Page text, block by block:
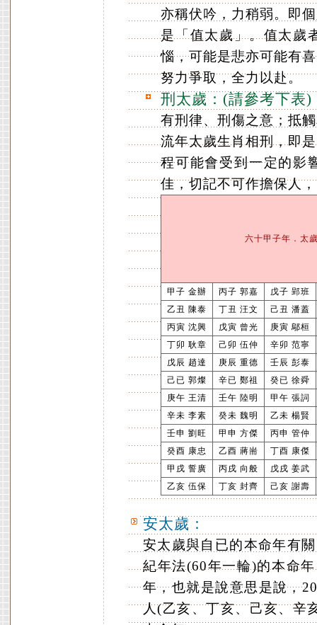
亦稱伏吟，力稍弱。即
是「值太歲」。值太歲
惱，可能是悲亦可能有
努力爭取，全力以赴。
刑太歲：(請參考下表)
有刑律、刑傷之意；抵
流年太歲生肖相刑，即
程可能會受到一定的影
佳，切記不可作擔保人
六十甲子年．太
甲子 金辦 丙子 郭嘉
戊子 郢班
乙丑 陳泰
丁丑 汪文
己丑 潘蓋
丙寅 沈興
戊寅 曾光
庚寅 鄔桓
丁卯 耿章
己卯 伍仲
辛卯 范寧
戊辰 趙達
庚辰 重德
壬辰 彭泰
己已 郭燦
辛已 鄭祖
癸已 徐舜
庚午 王清
壬午 陸明
甲午 張詞
辛未 李素
癸未 魏明
乙未 楊賢
壬申 劉旺
甲申 方傑
丙申 管仲
癸酉 康忠
乙酉 蔣耑
丁酉 康傑
甲戌 誓廣
丙戌 向般
戊戌 姜武
乙亥 伍保
丁亥 封齊 己亥 謝壽
安太歲：
安太歲與自已的本命年有
紀年法(60年一輪)的本命
年，也就是說意思是說，
人(乙亥、丁亥、己亥、辛